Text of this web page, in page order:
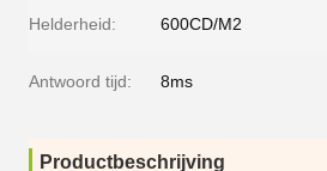
Helderheid: 600CD/M2
Antwoord tijd: 8ms
Productbeschrijving